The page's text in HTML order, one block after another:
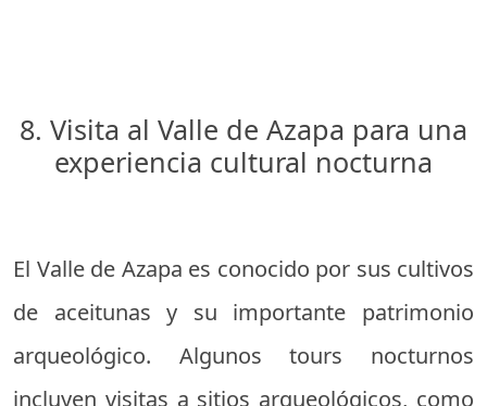
8. Visita al Valle de Azapa para una
experiencia cultural nocturna
El Valle de Azapa es conocido por sus cultivos
de aceitunas y su importante patrimonio
arqueológico. Algunos tours nocturnos
incluyen visitas a sitios arqueológicos, como